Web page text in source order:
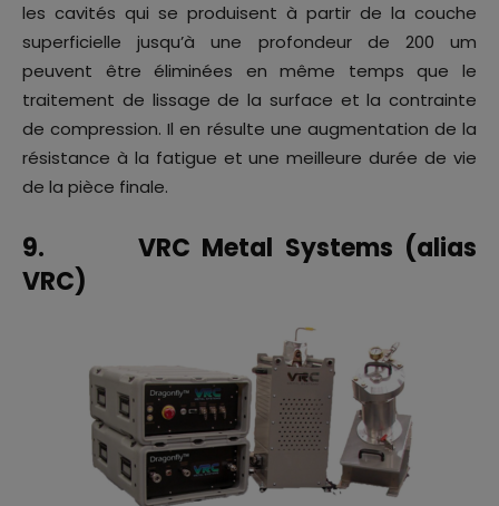
les cavités qui se produisent à partir de la couche
superficielle jusqu’à une profondeur de 200 um
peuvent être éliminées en même temps que le
traitement de lissage de la surface et la contrainte
de compression. Il en résulte une augmentation de la
résistance à la fatigue et une meilleure durée de vie
de la pièce finale.
9. VRC Metal Systems (alias
VRC)